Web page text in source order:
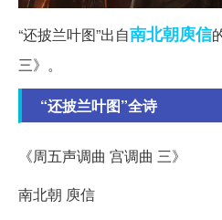
“还披兰叶图”出自南北朝庾信
三》。
“还披兰叶图”全诗
《周五声调曲 宫调曲 三》
南北朝 庾信